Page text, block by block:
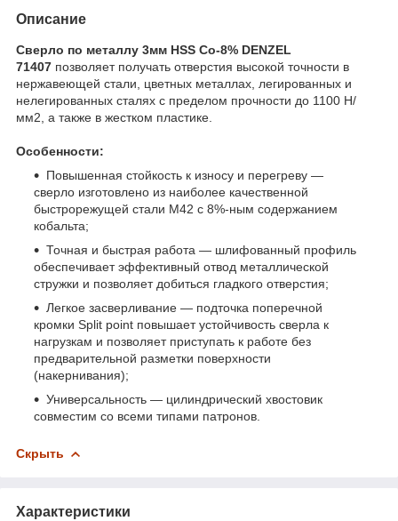
Описание
Сверло по металлу 3мм HSS Co-8% DENZEL
71407 позволяет получать отверстия высокой точности в
нержавеющей стали, цветных металлах, легированных и
нелегированных сталях с пределом прочности до 1100 Н/
мм2, а также в жестком пластике.
Особенности:
Повышенная стойкость к износу и перегреву —
сверло изготовлено из наиболее качественной
быстрорежущей стали М42 с 8%-ным содержанием
кобальта;
Точная и быстрая работа — шлифованный профиль
обеспечивает эффективный отвод металлической
стружки и позволяет добиться гладкого отверстия;
Легкое засверливание — подточка поперечной
кромки Split point повышает устойчивость сверла к
нагрузкам и позволяет приступать к работе без
предварительной разметки поверхности
(накернивания);
Универсальность — цилиндрический хвостовик
совместим со всеми типами патронов.
Скрыть
Характеристики